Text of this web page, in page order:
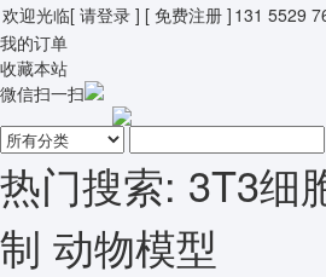
欢迎光临[ 请登录 ] [ 免费注册 ] 131 5529
我的订单
收藏本站
微信扫一扫
热门搜索: 3T3细
制 动物模型